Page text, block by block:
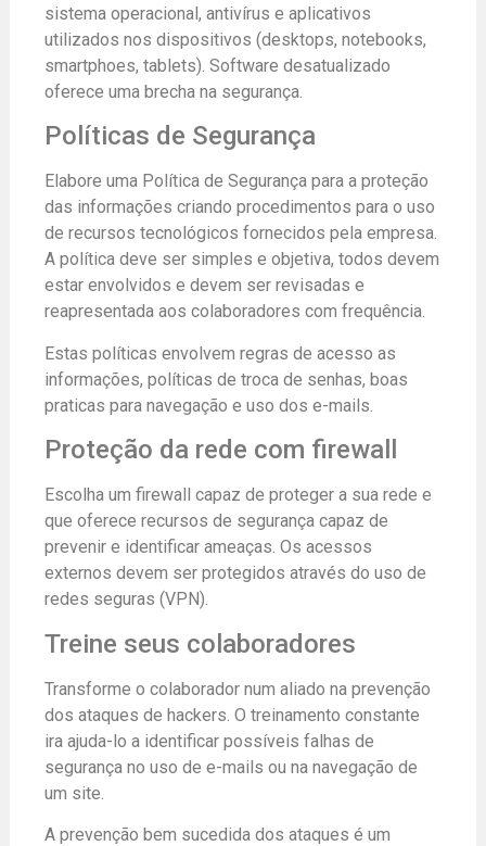
sistema operacional, antivírus e aplicativos
utilizados nos dispositivos (desktops, notebooks,
smartphoes, tablets). Software desatualizado
oferece uma brecha na segurança.
Políticas de Segurança
Elabore uma Política de Segurança para a proteção
das informações criando procedimentos para o uso
de recursos tecnológicos fornecidos pela empresa.
A política deve ser simples e objetiva, todos devem
estar envolvidos e devem ser revisadas e
reapresentada aos colaboradores com frequência.
Estas políticas envolvem regras de acesso as
informações, políticas de troca de senhas, boas
praticas para navegação e uso dos e-mails.
Proteção da rede com firewall
Escolha um firewall capaz de proteger a sua rede e
que oferece recursos de segurança capaz de
prevenir e identificar ameaças. Os acessos
externos devem ser protegidos através do uso de
redes seguras (VPN).
Treine seus colaboradores
Transforme o colaborador num aliado na prevenção
dos ataques de hackers. O treinamento constante
ira ajuda-lo a identificar possíveis falhas de
segurança no uso de e-mails ou na navegação de
um site.
A prevenção bem sucedida dos ataques é um